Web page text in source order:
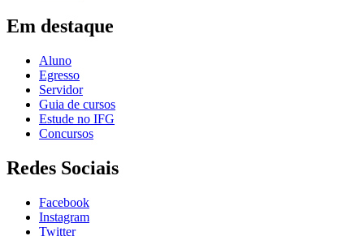
Em destaque
Aluno
Egresso
Servidor
Guia de cursos
Estude no IFG
Concursos
Redes Sociais
Facebook
Instagram
Twitter